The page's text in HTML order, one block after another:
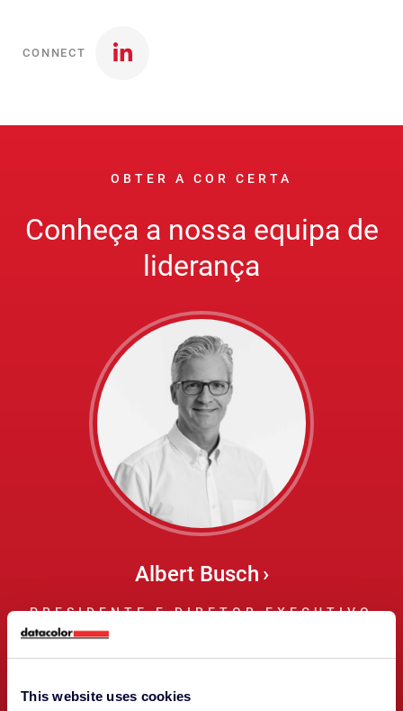
This website uses cookies
CONNECT
OBTER A COR CERTA
Conheça a nossa equipa de
liderança
Albert Busch
PRESIDENTE E DIRETOR EXECUTIVO